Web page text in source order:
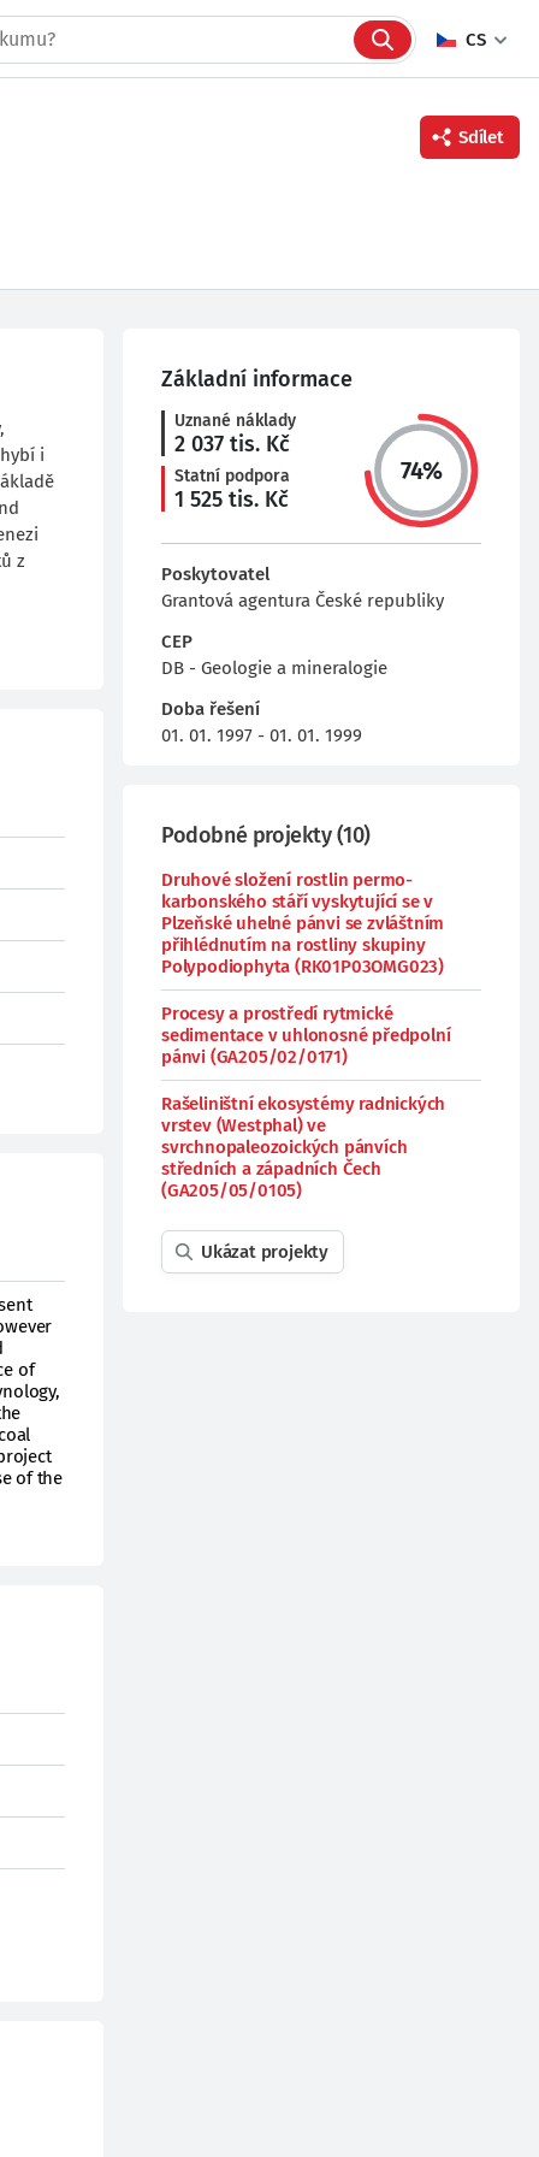
CS
Twitter
Sdílet
i
z
of
of the
Základní informace
Uznané náklady
2 037 tis. Kč
Statní podpora
1 525 tis. Kč
74%
Poskytovatel
Grantová agentura České republiky
CEP
DB - Geologie a mineralogie
Doba řešení
01. 01. 1997 - 01. 01. 1999
Podobné projekty(10)
Druhové složení rostlin permo-
karbonského stáří vyskytující se v
Plzeňské uhelné pánvi se zvláštním
přihlédnutím na rostliny skupiny
Polypodiophyta (RK01P03OMG023)
Procesy a prostředí rytmické
sedimentace v uhlonosné předpolní
pánvi (GA205/02/0171)
Rašeliništní ekosystémy radnických
vrstev (Westphal) ve
svrchnopaleozoických pánvích
středních a západních Čech
(GA205/05/0105)
Ukázat projekty